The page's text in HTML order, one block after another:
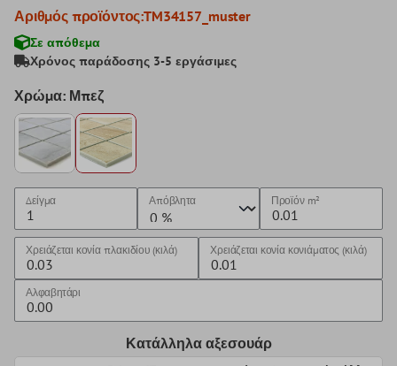
Αριθμός προϊόντος:TM34157_muster
Σε απόθεμα
Χρόνος παράδοσης 3-5 εργάσιμες
Χρώμα: Μπεζ
Δείγμα Απόβλητα Προϊόνm²
Χρειάζεται κονία πλακιδίου (κιλά) Χρειάζεται κονία κονιάματος (κιλά)
Αλφαβητάρι
Κατάλληλα αξεσουάρ